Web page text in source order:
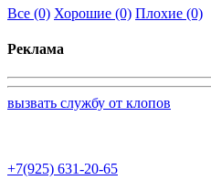
Все (0) Хорошие (0) Плохие (0)
Реклама
вызвать службу от клопов
+7(925) 631-20-65